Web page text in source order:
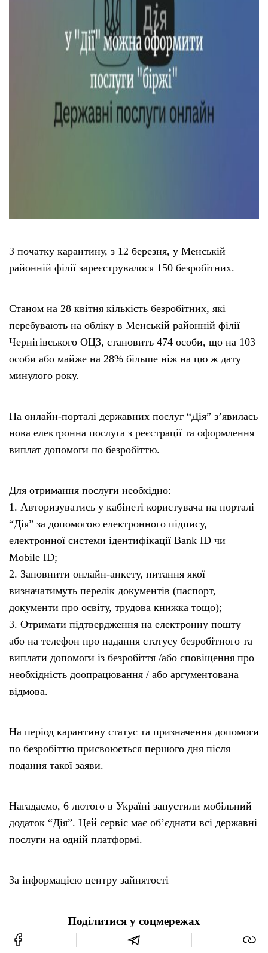
З початку карантину, з 12 березня, у Менській
районній філії зареєструвалося 150 безробітних.
Станом на 28 квітня кількість безробітних, які
перебувають на обліку в Менській районній філії
Чернігівського ОЦЗ, становить 474 особи, що на 103
особи або майже на 28% більше ніж на цю ж дату
минулого року.
На онлайн-порталі державних послуг “Дія” з’явилась
нова електронна послуга з реєстрації та оформлення
виплат допомоги по безробіттю.
Для отримання послуги необхідно:
1. Авторизуватись у кабінеті користувача на порталі
“Дія” за допомогою електронного підпису,
електронної системи ідентифікації Bank ID чи
Mobile ID;
2. Заповнити онлайн-анкету, питання якої
визначатимуть перелік документів (паспорт,
документи про освіту, трудова книжка тощо);
3. Отримати підтвердження на електронну пошту
або на телефон про надання статусу безробітного та
виплати допомоги із безробіття /або сповіщення про
необхідність доопрацювання / або аргументована
відмова.
На період карантину статус та призначення допомоги
по безробіттю присвоюється першого дня після
подання такої заяви.
Нагадаємо, 6 лютого в Україні запустили мобільний
додаток “Дія”. Цей сервіс має об’єднати всі державні
послуги на одній платформі.
За інформацією центру зайнятості
Поділитися у соцмережах